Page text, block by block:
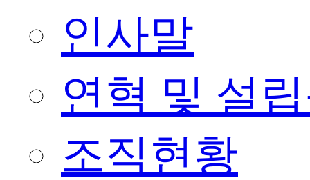
인사말
연혁 및 설
조직현황